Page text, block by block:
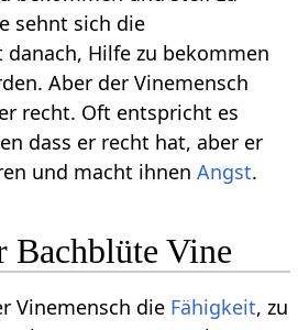
sehnt sich die
Hilfe zu bekommen
Aber der Vinemensch
recht. Oft entspricht es
dass er recht hat, aber er
und macht ihnenAngst.
Bachblüte Vine
Vinemensch die Fähigkeit, zu